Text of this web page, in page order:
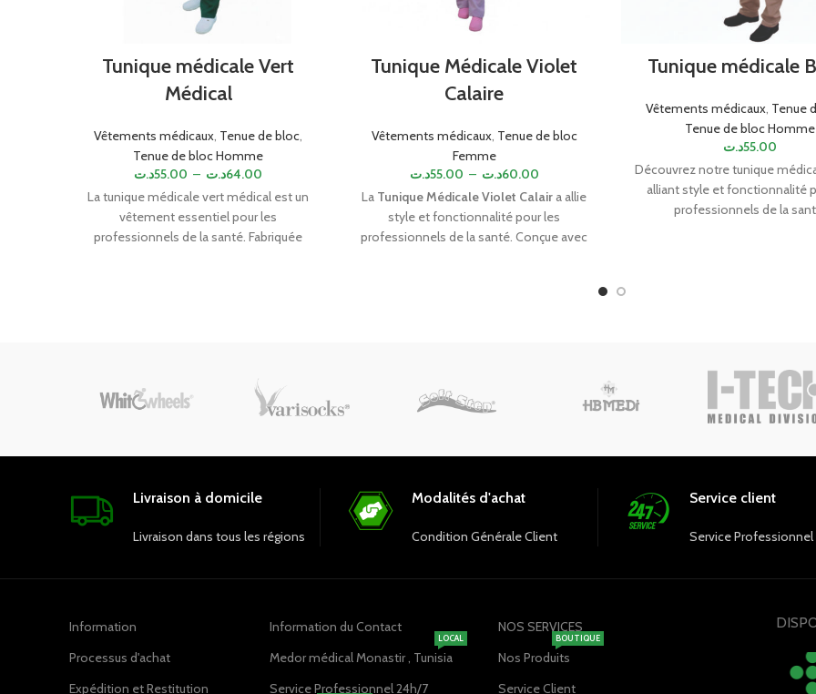
Tunique médicale Vert
Médical
Vêtements médicaux, Tenue de bloc,
Tenue de bloc Homme
55.00د.ت – 64.00د.ت
La tunique médicale vert médical est un
vêtement essentiel pour les
professionnels de la santé. Fabriquée
Tunique Médicale Violet
Calaire
Vêtements médicaux, Tenue de bloc
Femme
55.00د.ت – 60.00د.ت
La Tunique Médicale Violet Calair a allie
style et fonctionnalité pour les
professionnels de la santé. Conçue avec
Choisissez notre tunique rose fuchsia
pour une tenue de travail aussi élégante
Tunique médicale
Vêtements médicaux, Tenue
Tenue de bloc Homme
55.00د.ت
Découvrez notre tunique
alliant style et fonctionnalité
professionnels de la
Livraison à domicile
Livraison dans tous les régions
Modalités d'achat
Condition Générale Client
Service client
Service Professionnel
Information
Processus d'achat
Expédition et Restitution
Information du Contact
Medor médical Monastir , Tunisia
LOCAL
Service Professionnel 24h/7
NOS SERVICES
Nos Produits
BOUTIQUE
Service Client